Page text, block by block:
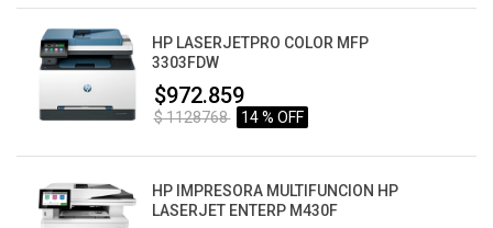
HP LASERJETPRO COLOR MFP
3303FDW
$972.859
$ 1128768 14 % OFF
HP IMPRESORA MULTIFUNCION HP
LASERJET ENTERP M430F